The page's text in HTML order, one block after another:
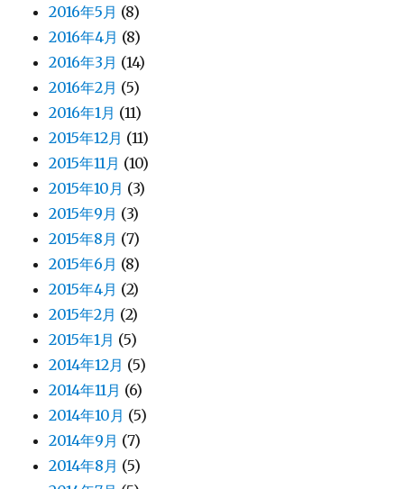
2016年5月 (8)
2016年4月 (8)
2016年3月 (14)
2016年2月 (5)
2016年1月 (11)
2015年12月 (11)
2015年11月 (10)
2015年10月 (3)
2015年9月 (3)
2015年8月 (7)
2015年6月 (8)
2015年4月 (2)
2015年2月 (2)
2015年1月 (5)
2014年12月 (5)
2014年11月 (6)
2014年10月 (5)
2014年9月 (7)
2014年8月 (5)